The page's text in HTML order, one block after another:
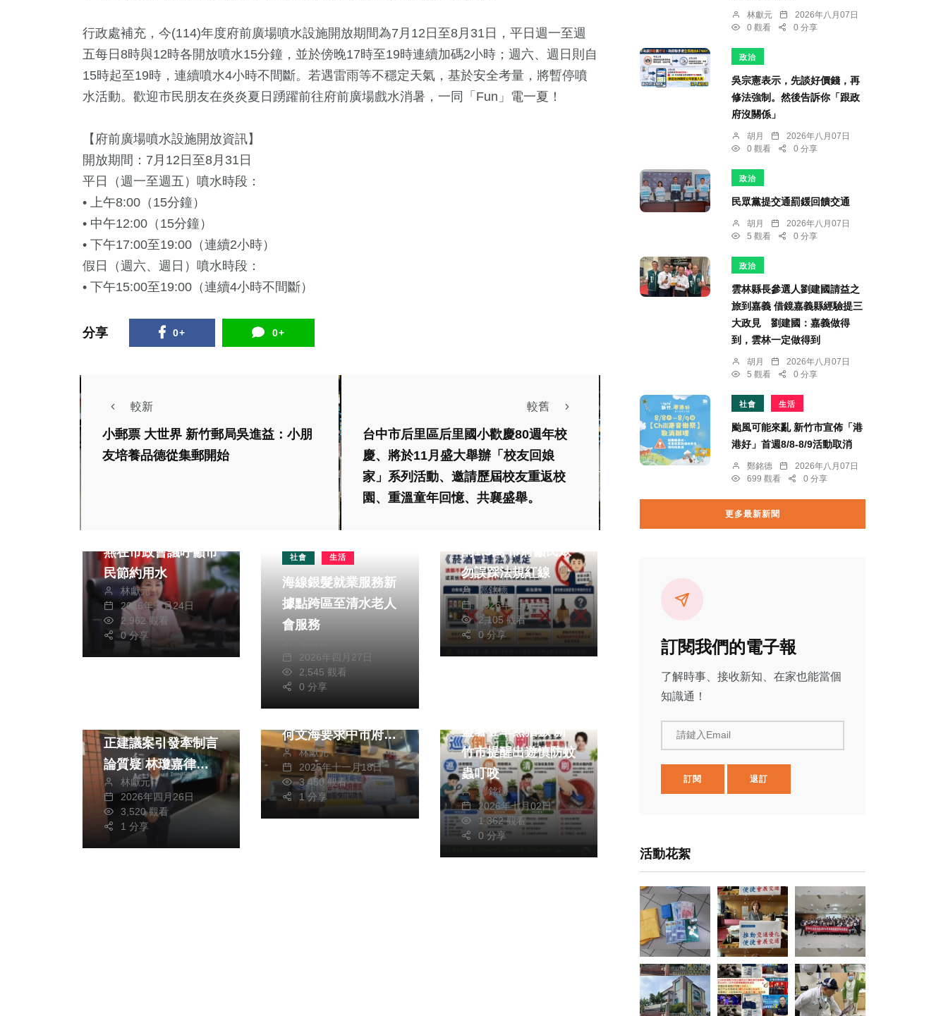
行政處補充，今(114)年度府前廣場噴水設施開放期間為7月12日至8月31日，平日週一至週
五每日8時與12時各開放噴水15分鐘，並於傍晚17時至19時連續加碼2小時；週六、週日則自
15時起至19時，連續噴水4小時不間斷。若遇雷雨等不穩定天氣，基於安全考量，將暫停噴
水活動。歡迎市民朋友在炎炎夏日踴躍前往府前廣場戲水消暑，一同「Fun」電一夏！
【府前廣場噴水設施開放資訊】
開放期間：7月12日至8月31日
平日（週一至週五）噴水時段：
• 上午8:00（15分鐘）
• 中午12:00（15分鐘）
• 下午17:00至19:00（連續2小時）
假日（週六、週日）噴水時段：
• 下午15:00至19:00（連續4小時不間斷）
分享 0+ 0+
較新
小郵票 大世界 新竹郵局吳進益：小朋
友培養品德從集郵開始
較舊
台中市后里區后里國小歡慶80週年校
慶、將於11月盛大舉辦「校友回娘
家」系列活動、邀請歷屆校友重返校
園、重溫童年回憶、共襄盛舉。
燕在市政會議呼籲市
民節約用水
林獻元
2026年三月24日
2,962 觀看
0 分享
社會 生活
海線銀髮就業服務新
據點跨區至清水老人
會服務
2026年四月27日
2,545 觀看
0 分享
社會 生活
罰1.5萬 市府籲民眾
勿誤踩法規紅線
鄭銘德
2026年五月17日
2,105 觀看
0 分享
正建議案引發牽制言
論質疑 林瓊嘉律
師：必須具備「重大
且即時危險」之情形
下，國家始得處罰政
治性言論
林獻元
2026年四月26日
3,520 觀看
1 分享
政治 健康及醫療
流感疫苗施打率都在
中段班 民進黨議員
何文海要求中市府應
該加設快打站防疫
林獻元
2025年十一月18日
3,450 觀看
1 分享
盛暑登革熱猖獗 新
竹市提醒出遊慎防蚊
蟲叮咬
鄭銘德
2026年七月02日
1,362 觀看
0 分享
林獻元
2026年八月07日
0 觀看
0 分享
政治
吳宗憲表示，先談好價錢，再
修法強制。然後告訴你「跟政
府沒關係」
胡月
2026年八月07日
0 觀看
0 分享
政治
民眾黨提交通罰鍰回饋交通
胡月
2026年八月07日
5 觀看
0 分享
政治
雲林縣長參選人劉建國請益之
旅到嘉義 借鏡嘉義縣經驗提三
大政見 劉建國：嘉義做得
到，雲林一定做得到
胡月
2026年八月07日
5 觀看
0 分享
社會 生活
颱風可能來亂 新竹市宣佈「港
港好」首週8/8-8/9活動取消
鄭銘德
2026年八月07日
699 觀看
0 分享
更多最新新聞
訂閱我們的電子報
了解時事、接收新知、在家也能當個
知識通！
請鍵入Email
訂閱 退訂
活動花絮